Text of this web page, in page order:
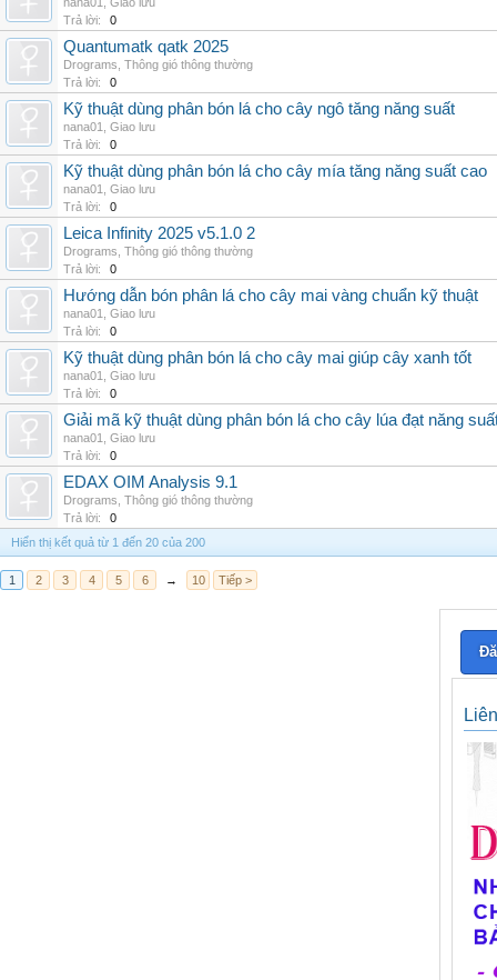
Trả lời:
0
Quantumatk qatk 2025
Drograms Thông gió thông thường
Trả lời:
0
Kỹ thuật dùng phân bón lá cho cây ngô tăng năng suất
nana01
Giao lưu
Trả lời:
0
Kỹ thuật dùng phân bón lá cho cây mía tăng năng suất cao
nana01
Giao lưu
Trả lời:
0
Leica Infinity 2025 v5.1.0 2
Drograms Thông gió thông thường
Trả lời:
0
Hướng dẫn bón phân lá cho cây mai vàng chuẩn kỹ thuật
nana01
Giao lưu
Trả lời:
0
Kỹ thuật dùng phân bón lá cho cây mai giúp cây xanh tốt
nana01
Giao lưu
Trả lời:
0
Giải mã kỹ thuật dùng phân bón lá cho cây lúa đạt năng
nana01
Giao lưu
Trả lời:
0
EDAX OIM Analysis 9.1
Drograms Thông gió thông thường
Trả lời:
0
Hiển thị kết quả từ 1 đến 20 của 200
1 2 3 4 5 6 → 10 Tiếp >